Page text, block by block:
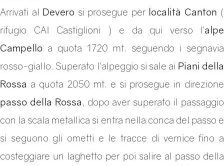
Arrivati al Devero si prosegue per località Canton (
rifugio CAI Castiglioni ) e da qui verso l'alpe
Campello a quota 1720 mt. seguendo i segnavia
rosso-giallo. Superato l'alpeggio si sale ai Piani della
Rossa a quota 2050 mt. e si prosegue in direzione
passo della Rossa, dopo aver superato il passaggio
con la scala metallica si entra nella conca del passo e
si seguono gli ometti e le tracce di vernice fino a
costeggiare un laghetto per poi salire al passo della